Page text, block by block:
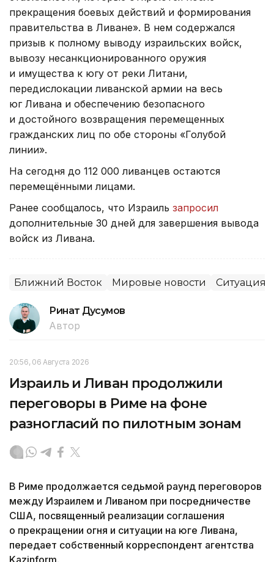
прекращения боевых действий и формирования
правительства в Ливане». В нем содержался
призыв к полному выводу израильских войск,
вывозу несанкционированного оружия
и имущества к югу от реки Литани,
передислокации ливанской армии на весь
юг Ливана и обеспечению безопасного
и достойного возвращения перемещенных
гражданских лиц по обе стороны «Голубой
линии».
На сегодня до 112 000 ливанцев остаются
перемещёнными лицами.
Ранее сообщалось, что Израиль запросил
дополнительные 30 дней для завершения вывода
войск из Ливана.
Ближний Восток Мировые новости Ситуация
Ринат Дусумов
Автор
20:56, 06 Августа 2026
Израиль и Ливан продолжили
переговоры в Риме на фоне
разногласий по пилотным зонам
В Риме продолжается седьмой раунд переговоров
между Израилем и Ливаном при посредничестве
США, посвященный реализации соглашения
о прекращении огня и ситуации на юге Ливана,
передает собственный корреспондент агентства